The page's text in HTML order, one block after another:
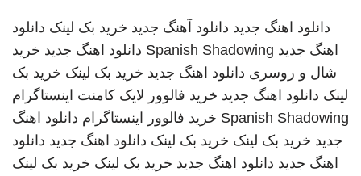
دانلود اهنگ جدید دانلود آهنگ جدید خرید بک لینک دانلود
اهنگ جدید Spanish Shadowing دانلود اهنگ جدید خرید
شال و روسری دانلود اهنگ جدید خرید بک لینک خرید بک
لینک دانلود اهنگ جدید خرید فالوور لایک کامنت اینستاگرام
Spanish Shadowing خرید فالوور اینستاگرام دانلود اهنگ
جدید خرید بک لینک خرید بک لینک دانلود اهنگ جدید دانلود
اهنگ جدید دانلود اهنگ جدید خرید بک لینک خرید بک لینک